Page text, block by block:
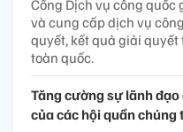
Cổng Dịch vụ công
và cung cấp dịch vụ
quyết, kết quả giải
toàn quốc.
Tăng cường sự lãnh
của các hội quần